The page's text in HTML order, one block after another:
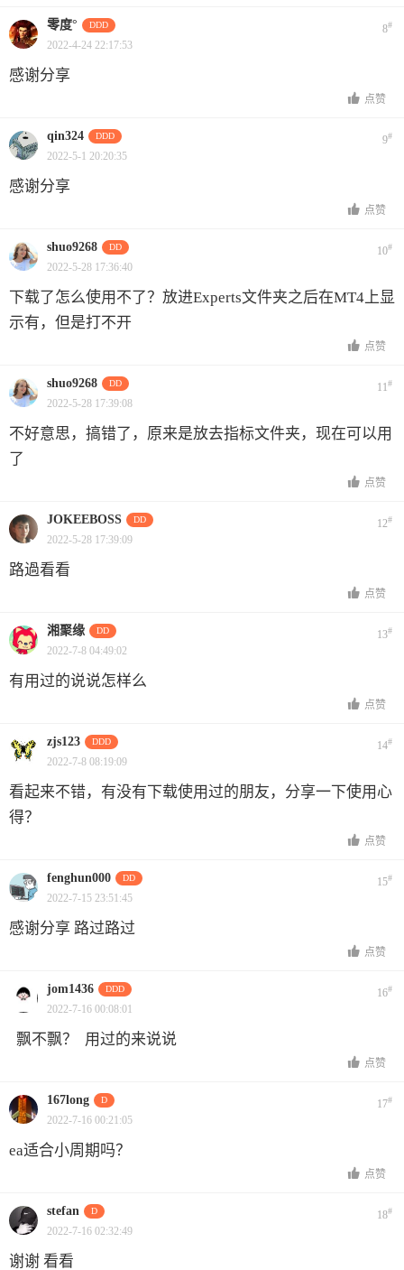
零度° DDD 8#
2022-4-24 22:17:53
感谢分享
点赞
qin324 DDD 9#
2022-5-1 20:20:35
感谢分享
点赞
shuo9268 DD 10#
2022-5-28 17:36:40
下载了怎么使用不了？放进Experts文件夹之后在MT4上显
示有，但是打不开
点赞
shuo9268 DD 11#
2022-5-28 17:39:08
不好意思，搞错了，原来是放去指标文件夹，现在可以用
了
点赞
JOKEEBOSS DD 12#
2022-5-28 17:39:09
路過看看
点赞
湘聚缘 DD 13#
2022-7-8 04:49:02
有用过的说说怎样么
点赞
zjs123 DDD 14#
2022-7-8 08:19:09
看起来不错，有没有下载使用过的朋友，分享一下使用心
得？
点赞
fenghun000 DD 15#
2022-7-15 23:51:45
感谢分享 路过路过
点赞
jom1436 DDD 16#
2022-7-16 00:08:01
飘不飘？ 用过的来说说
点赞
167long D 17#
2022-7-16 00:21:05
ea适合小周期吗？
点赞
stefan D 18#
2022-7-16 02:32:49
谢谢 看看